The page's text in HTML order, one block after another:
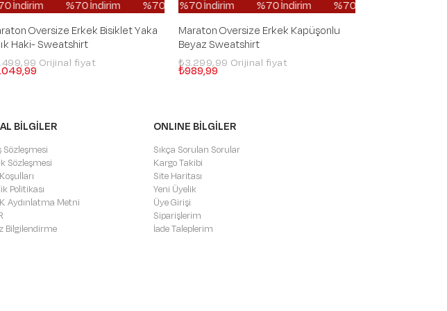
%70 İndirim %70 İndirim %70 İndirim %70 İndirim %70 İndirim
İndirim %70 İndirim %70 İndirim %70 İndirim %70 İndirim
%70 İndirim %70 İndirim %70 İndirim %70 İndirim %70 İndirim
Oversize Erkek Bisiklet Yaka
Haki- Sweatshirt
%70 İndirim %70 İndirim %70 İndirim
Maraton Oversize Erkek Kapüşonlu
Beyaz Sweatshirt
₺989,99
₺3.299,99
%70 İndirim
BİLGİLER
Sözleşmesi
Sözleşmesi
Politikası
Aydınlatma Metni
Bilgilendirme
ONLINE BİLGİLER
Sıkça Sorulan Sorular
Kargo Takibi
Site Haritası
Yeni Üyelik
Üye Girişi
Siparişlerim
İade Taleplerim